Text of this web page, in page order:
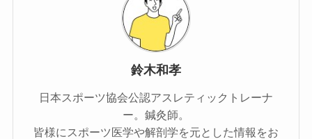
鈴木和孝
日本スポーツ協会公認アスレティックトレーナ
ー。鍼灸師。
皆様にスポーツ医学や解剖学を元とした情報をお